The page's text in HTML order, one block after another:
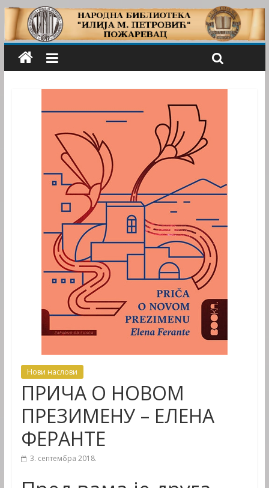
Нови наслови
ПРИЧА О НОВОМ
ПРЕЗИМЕНУ – ЕЛЕНА
ФЕРАНТЕ
3. септембра 2018.